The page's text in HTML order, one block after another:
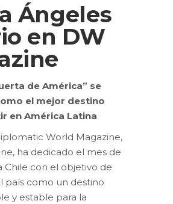
Ángeles
en DW
de América” se
el mejor destino
en América Latina
World Magazine,
ha dedicado el mes de
Chile con el objetivo de
país como un destino
y estable para la